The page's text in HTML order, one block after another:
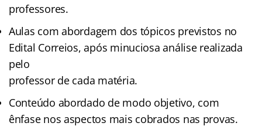
professores.
Aulas com abordagem dos tópicos previstos no
Edital Correios, após minuciosa análise realizada
pelo
professor de cada matéria.
Conteúdo abordado de modo objetivo, com
ênfase nos aspectos mais cobrados nas provas.